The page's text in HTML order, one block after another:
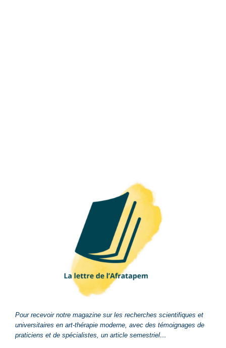
Pour recevoir notre magazine sur les recherches scientifiques et
universitaires en art-thérapie moderne, avec des témoignages de
praticiens et de spécialistes, un article semestriel…